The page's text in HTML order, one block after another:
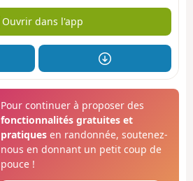
Ouvrir dans l'app
Pour continuer à proposer des
fonctionnalités gratuites et
pratiquesen randonnée, soutenez-
nous en donnant un petit coup de
pouce !